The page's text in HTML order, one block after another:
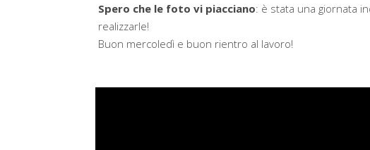
Spero che le foto vi piacciano: è stata una giornata
realizzarle!
Buon mercoledì e buon rientro al lavoro!